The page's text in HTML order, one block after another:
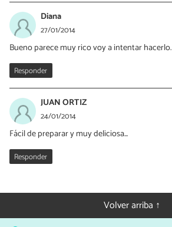
Diana
27/01/2014
Bueno parece muy rico voy a intentar hacerlo.
Responder
JUAN ORTIZ
24/01/2014
Fácil de preparar y muy deliciosa...
Responder
Volver arriba ↑